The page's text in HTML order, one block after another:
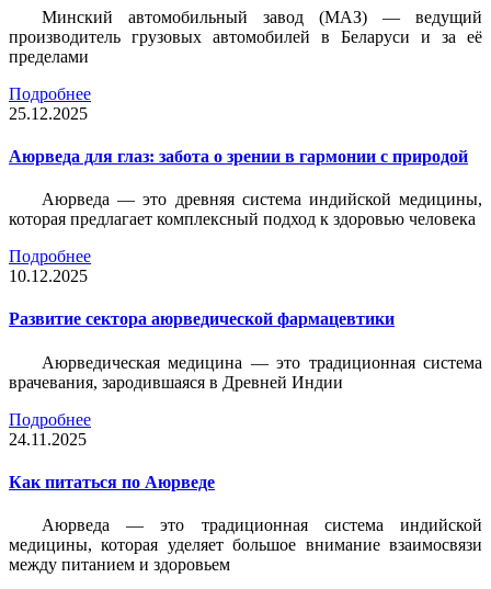
Минский автомобильный завод (МАЗ) — ведущий
производитель грузовых автомобилей в Беларуси и за её
пределами
Подробнее
25.12.2025
Аюрведа для глаз: забота о зрении в гармонии с природой
Аюрведа — это древняя система индийской медицины,
которая предлагает комплексный подход к здоровью человека
Подробнее
10.12.2025
Развитие сектора аюрведической фармацевтики
Аюрведическая медицина — это традиционная система
врачевания, зародившаяся в Древней Индии
Подробнее
24.11.2025
Как питаться по Аюрведе
Аюрведа — это традиционная система индийской
медицины, которая уделяет большое внимание взаимосвязи
между питанием и здоровьем